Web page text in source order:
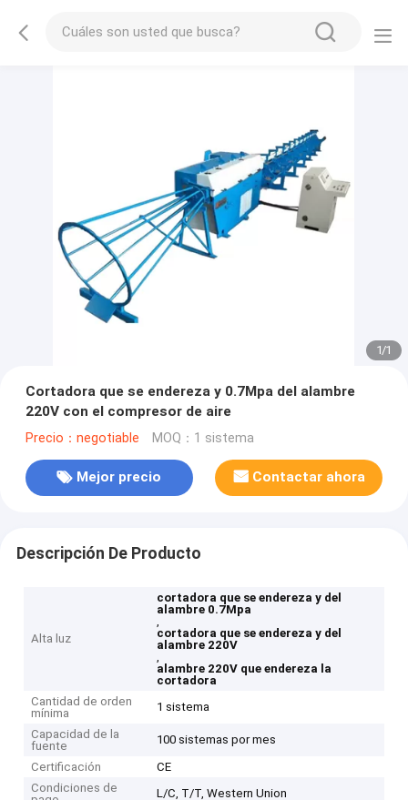
1/1
Cortadora que se endereza y 0.7Mpa del alambre
220V con el compresor de aire
Precio：negotiable MOQ：1 sistema
Mejor precio Contactar ahora
Descripción De Producto
Alta luz
cortadora que se endereza y del
alambre 0.7Mpa
,
cortadora que se endereza y del
alambre 220V
,
alambre 220V que endereza la
cortadora
Cantidad de orden
mínima
1 sistema
Capacidad de la
fuente
100 sistemas por mes
Certificación
CE
Condiciones de
L/C, T/T, Western Union